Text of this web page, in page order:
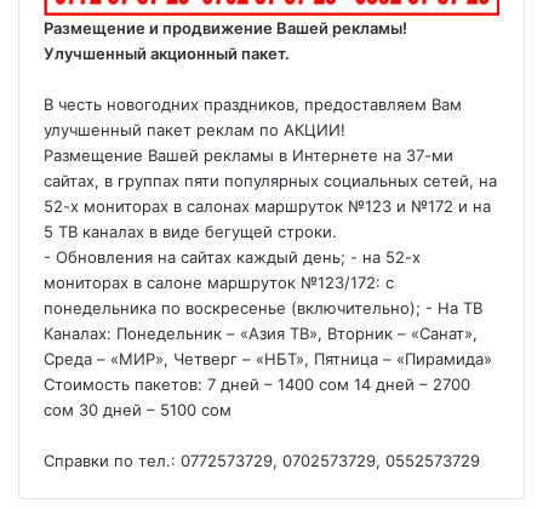
Размещение и продвижение Вашей рекламы!
Улучшенный акционный пакет.
В честь новогодних праздников, предоставляем Вам
улучшенный пакет реклам по АКЦИИ!
Размещение Вашей рекламы в Интернете на 37-ми
сайтах, в группах пяти популярных социальных сетей, на
52-х мониторах в салонах маршруток №123 и №172 и на
5 ТВ каналах в виде бегущей строки.
- Обновления на сайтах каждый день; - на 52-х
мониторах в салоне маршруток №123/172: с
понедельника по воскресенье (включительно); - На ТВ
Каналах: Понедельник – «Азия ТВ», Вторник – «Санат»,
Среда – «МИР», Четверг – «НБТ», Пятница – «Пирамида»
Стоимость пакетов: 7 дней – 1400 сом 14 дней – 2700
сом 30 дней – 5100 сом
Справки по тел.: 0772573729, 0702573729, 0552573729